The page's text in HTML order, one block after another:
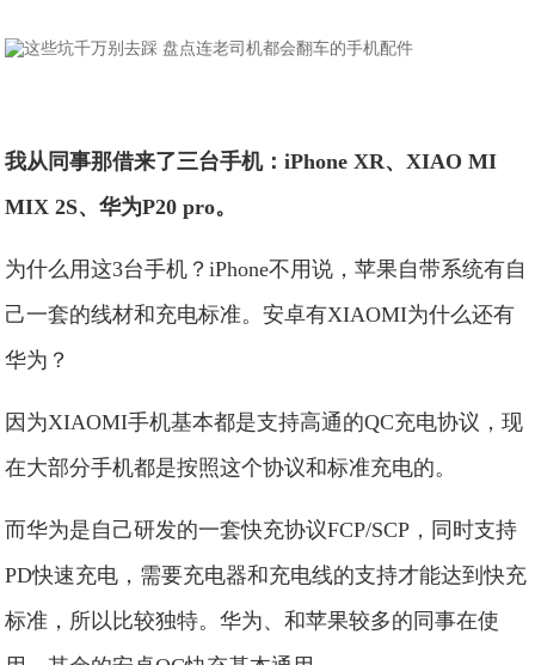
我从同事那借来了三台手机：iPhone XR、XIAO MI
MIX 2S、华为P20 pro。
为什么用这3台手机？iPhone不用说，苹果自带系统有自
己一套的线材和充电标准。安卓有XIAOMI为什么还有
华为？
因为XIAOMI手机基本都是支持高通的QC充电协议，现
在大部分手机都是按照这个协议和标准充电的。
而华为是自己研发的一套快充协议FCP/SCP，同时支持
PD快速充电，需要充电器和充电线的支持才能达到快充
标准，所以比较独特。华为、和苹果较多的同事在使